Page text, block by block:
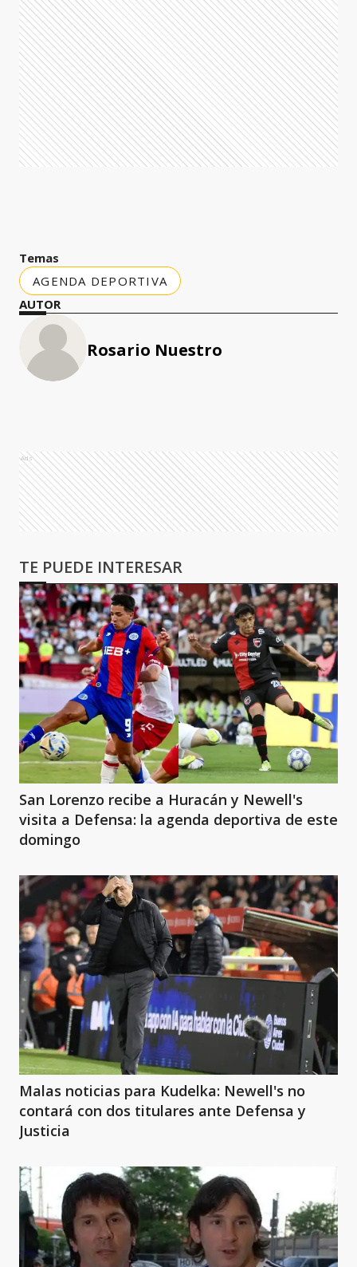
Temas
AGENDA DEPORTIVA
AUTOR
Rosario Nuestro
Ads
TE PUEDE INTERESAR
San Lorenzo recibe a Huracán y Newell's
visita a Defensa: la agenda deportiva de este
domingo
Malas noticias para Kudelka: Newell's no
contará con dos titulares ante Defensa y
Justicia